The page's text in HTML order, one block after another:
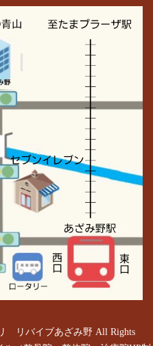
リバイブあざみ野 All Rights